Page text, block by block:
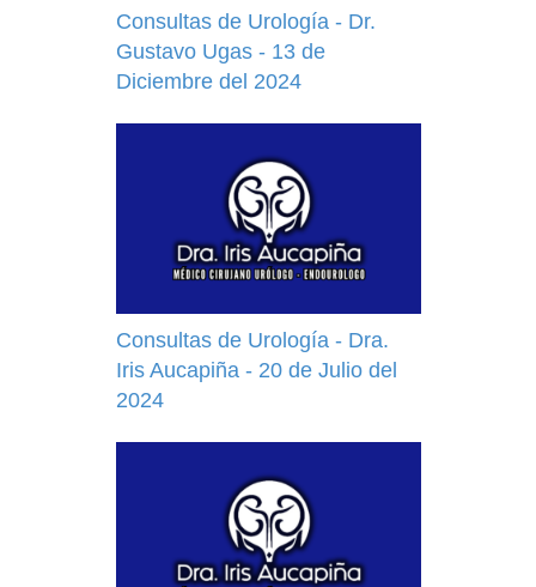
Consultas de Urología - Dr.
Gustavo Ugas - 13 de
Diciembre del 2024
Consultas de Urología - Dra.
Iris Aucapiña - 20 de Julio del
2024